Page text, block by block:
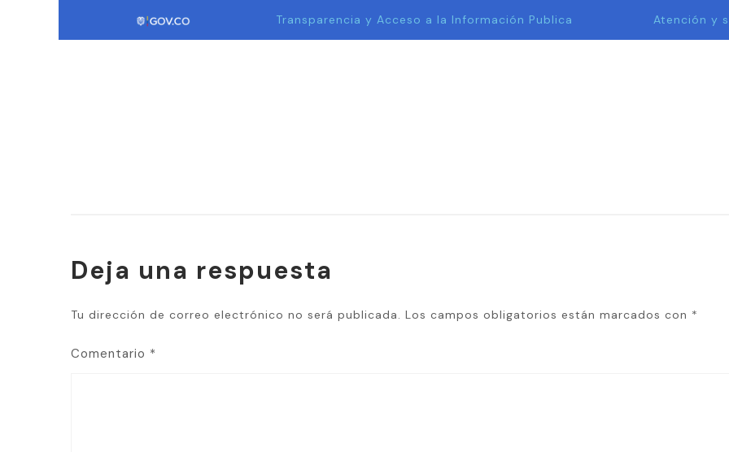
Transparencia y Acceso a la Información Publica Atención y
Deja una respuesta
Tu dirección de correo electrónico no será publicada. Los campos obligatorios están marcados con *
Comentario *